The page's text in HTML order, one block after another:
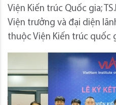
Viện Kiến trúc Quốc gia;
Viện trưởng và đại diện
thuộc Viện Kiến trúc quốc